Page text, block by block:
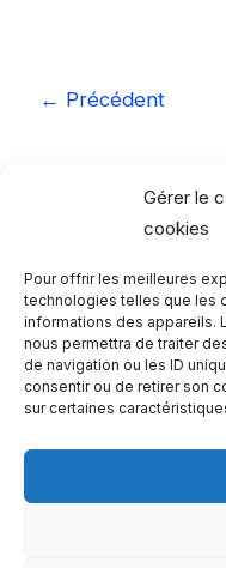
Gérer le
cookies
Pour offrir les meilleures
technologies telles que les
informations des appareils.
nous permettra de traiter
de navigation ou les ID
consentir ou de retirer son
sur certaines
d’Orient
← Précédent
Rechercher…
R
e
e
Qui